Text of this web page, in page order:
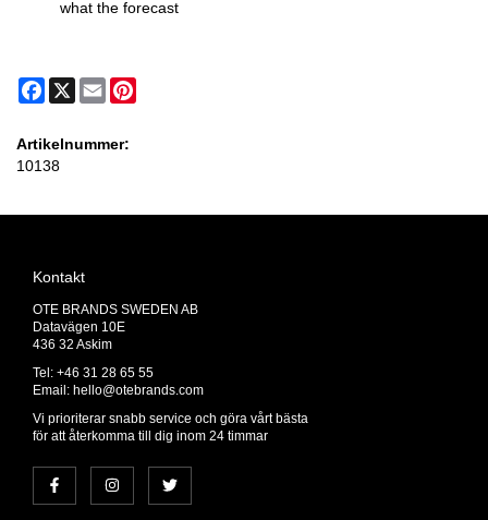
what the forecast
Facebook
X Email
Artikelnummer:
10138
Kontakt
OTE BRANDS SWEDEN AB
Datavägen 10E
436 32 Askim
Tel: +46 31 28 65 55
Email: hello@otebrands.com
Vi prioriterar snabb service och göra vårt bästa
för att återkomma till dig inom 24 timmar